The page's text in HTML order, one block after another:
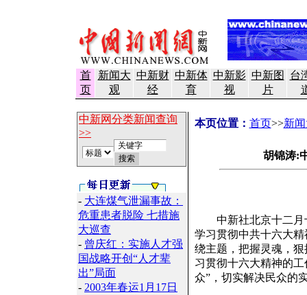
首
页
新闻大
观
中新财
经
中新体
育
中新影
视
中新图
片
台
中新网分类新闻查询
>>
- 大连煤气泄漏事故：
危重患者脱险 七措施
大巡查
- 曾庆红：实施人才强
国战略开创“人才辈
出”局面
- 2003年春运1月17日
本页位置： 首页>>新
胡锦涛:
中新社北京十二月
学习贯彻中共十六大
绕主题，把握灵魂，
习贯彻十六大精神的
众”，切实解决民众的